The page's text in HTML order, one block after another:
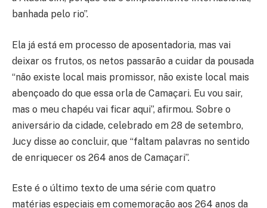
banhada pelo rio”.
Ela já está em processo de aposentadoria, mas vai
deixar os frutos, os netos passarão a cuidar da pousada
“não existe local mais promissor, não existe local mais
abençoado do que essa orla de Camaçari. Eu vou sair,
mas o meu chapéu vai ficar aqui”, afirmou. Sobre o
aniversário da cidade, celebrado em 28 de setembro,
Jucy disse ao concluir, que “faltam palavras no sentido
de enriquecer os 264 anos de Camaçari”.
Este é o último texto de uma série com quatro
matérias especiais em comemoração aos 264 anos da